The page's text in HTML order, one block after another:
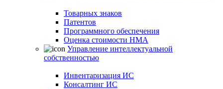
Товарных знаков
Патентов
Программного обеспечения
Оценка стоимости НМА
Управление интеллектуальной
собственностью
Инвентаризация ИС
Консалтинг ИС